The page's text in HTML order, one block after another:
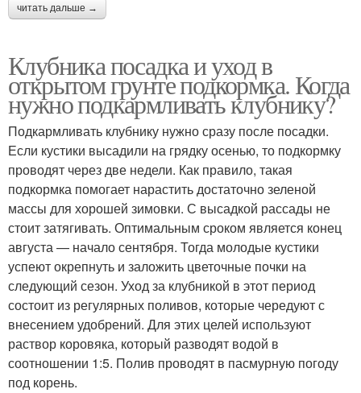
читать дальше →
Клубника посадка и уход в
открытом грунте подкормка. Когда
нужно подкармливать клубнику?
Подкармливать клубнику нужно сразу после посадки.
Если кустики высадили на грядку осенью, то подкормку
проводят через две недели. Как правило, такая
подкормка помогает нарастить достаточно зеленой
массы для хорошей зимовки. С высадкой рассады не
стоит затягивать. Оптимальным сроком является конец
августа — начало сентября. Тогда молодые кустики
успеют окрепнуть и заложить цветочные почки на
следующий сезон. Уход за клубникой в этот период
состоит из регулярных поливов, которые чередуют с
внесением удобрений. Для этих целей используют
раствор коровяка, который разводят водой в
соотношении 1:5. Полив проводят в пасмурную погоду
под корень.